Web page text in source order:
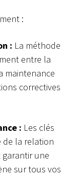
:
: La méthode
entre la
maintenance
correctives
: Les clés
de la relation
garantir une
sur tous vos